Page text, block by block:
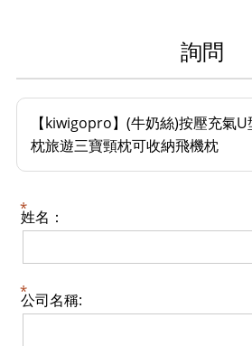
詢問
【kiwigopro】(牛奶絲)按壓充氣
枕旅遊三寶頸枕可收納飛機枕
姓名：
公司名稱: